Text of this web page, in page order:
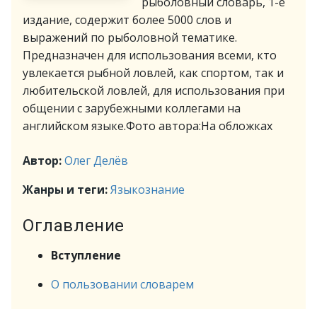
издание, содержит более 5000 слов и
выражений по рыболовной тематике.
Предназначен для использования всеми, кто
увлекается рыбной ловлей, как спортом, так и
любительской ловлей, для использования при
общении с зарубежными коллегами на
английском языке.Фото автора:На обложках
Автор:Олег Делёв
Жанры и теги:Языкознание
Оглавление
Вступление
О пользовании словарем